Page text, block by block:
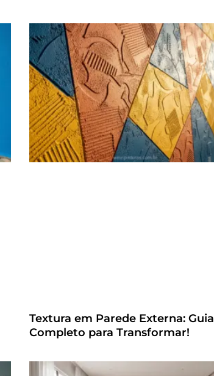
Textura em Parede Externa: Guia
Completo para Transformar!